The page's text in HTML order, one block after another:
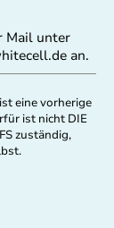
Mail unter
an.
eine vorherige
ist nicht DIE
zuständig,